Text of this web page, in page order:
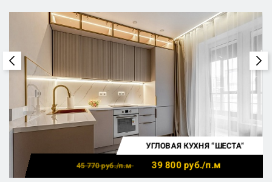
УГЛОВАЯ КУХНЯ "ШЕСТА"
45 770руб./п.м 39 800руб./п.м